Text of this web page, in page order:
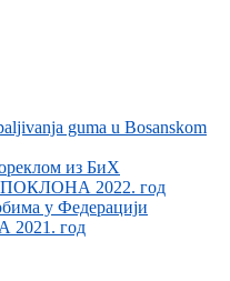
guma u Bosanskom
из БиХ
2022. год
у Федерацији
год